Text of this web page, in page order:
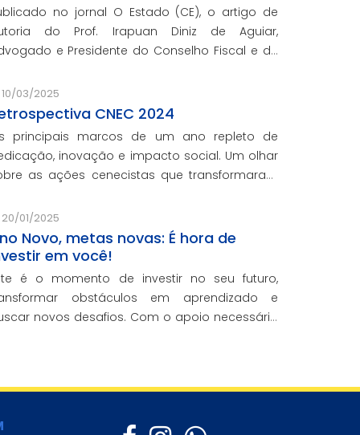
no jornal O Estado (CE), o artigo de
do Prof. Irapuan Diniz de Aguiar,
e Presidente do Conselho Fiscal e de
impacto cenecista na educação brasileira.
10/03/2025
CNEC 2024
principais marcos de um ano repleto de
inovação e impacto social. Um olhar
as ações cenecistas que transformaram
de qualidade.
20/01/2025
Novo, metas novas: É hora de
em você!
é o momento de investir no seu futuro,
obstáculos em aprendizado e
novos desafios. Com o apoio necessário